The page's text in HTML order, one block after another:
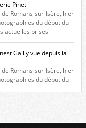
Pinet
Romans-sur-Isère, hier
du début du
actuelles prises
la place Jean Jaurès et de
La boulangerie
Gailly vue depuis la
Romans-sur-Isère, hier
du début du